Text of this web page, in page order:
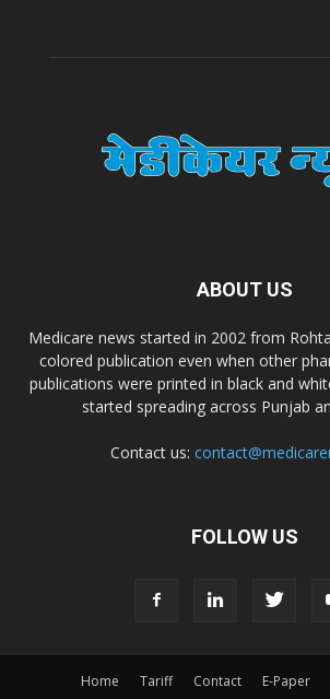
ABOUT US
Medicare news started in 2002 from
colored publication even when other
publications were printed in black and
started spreading across Punjab
Contact us:
FOLLOW US
Home Tariff Contact E-Paper